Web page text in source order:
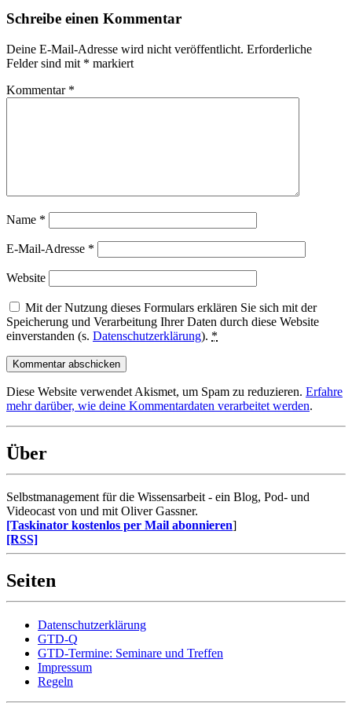
Schreibe einen Kommentar
Deine E-Mail-Adresse wird nicht veröffentlicht. Erforderliche
Felder sind mit * markiert
Kommentar *
Name *
E-Mail-Adresse *
Website
Mit der Nutzung dieses Formulars erklären Sie sich mit der
Speicherung und Verarbeitung Ihrer Daten durch diese Website
einverstanden (s. Datenschutzerklärung). *
Diese Website verwendet Akismet, um Spam zu reduzieren. Erfahre
mehr darüber, wie deine Kommentardaten verarbeitet werden.
Über
Selbstmanagement für die Wissensarbeit - ein Blog, Pod- und
Videocast von und mit Oliver Gassner.
[Taskinator kostenlos per Mail abonnieren]
[RSS]
Seiten
Datenschutzerklärung
GTD-Q
GTD-Termine: Seminare und Treffen
Impressum
Regeln